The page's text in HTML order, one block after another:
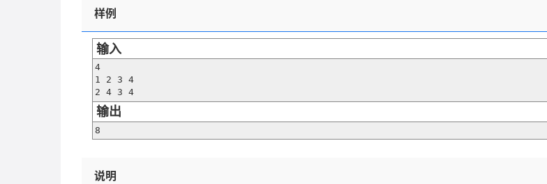
样例
输入
4
1 2 3 4
2 4 3 4
输出
8
说明